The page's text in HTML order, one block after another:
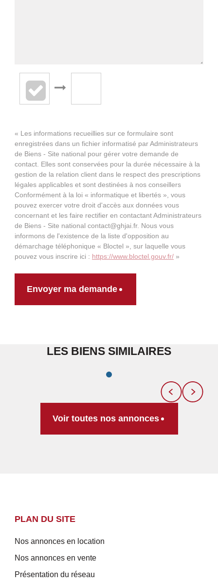
« Les informations recueillies sur ce formulaire sont
enregistrées dans un fichier informatisé par Administrateurs
de Biens - Site national pour gérer votre demande de
contact. Elles sont conservées pour la durée nécessaire à la
gestion de la relation client dans le respect des prescriptions
légales applicables et sont destinées à nos conseillers
Conformément à la loi « informatique et libertés », vous
pouvez exercer votre droit d'accès aux données vous
concernant et les faire rectifier en contactant Administrateurs
de Biens - Site national contact@ghjai.fr. Nous vous
informons de l'existence de la liste d'opposition au
démarchage téléphonique « Bloctel », sur laquelle vous
pouvez vous inscrire ici : https://www.bloctel.gouv.fr/ »
Envoyer ma demande
LES BIENS SIMILAIRES
Voir toutes nos annonces
PLAN DU SITE
Nos annonces en location
Nos annonces en vente
Présentation du réseau